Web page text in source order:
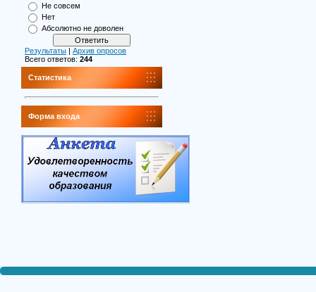
Не совсем
Нет
Абсолютно не доволен
Результаты
Архив опросов
Всего ответов: 244
Статистика
Форма входа